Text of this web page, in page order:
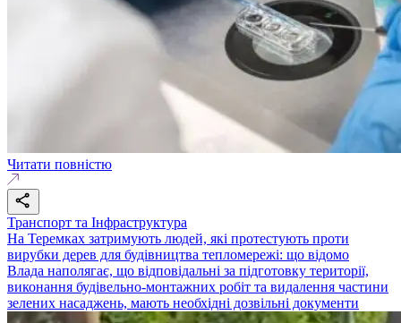
Читати повністю
Транспорт та Інфраструктура
На Теремках затримують людей, які протестують проти
вирубки дерев для будівництва тепломережі: що відомо
Влада наполягає, що відповідальні за підготовку території,
виконання будівельно-монтажних робіт та видалення частини
зелених насаджень, мають необхідні дозвільні документи